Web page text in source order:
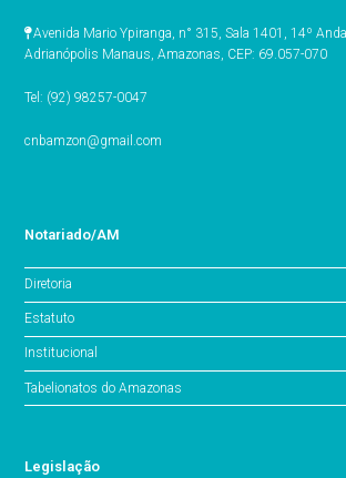
Avenida Mario Ypiranga, n° 315, Sala 1401, 14º
Adrianópolis Manaus, Amazonas, CEP: 69.057-070
Tel: (92) 98257-0047
cnbamzon@gmail.com
Notariado/AM
Diretoria
Estatuto
Institucional
Tabelionatos do Amazonas
Legislação